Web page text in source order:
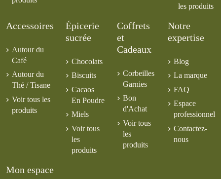
les produits
Accessoires
Autour du
Café
Autour du
Thé / Tisane
Voir tous les
produits
Épicerie
sucrée
Chocolats
Biscuits
Cacaos
En Poudre
Miels
Voir tous
les
produits
Coffrets
et
Cadeaux
Corbeilles
Garnies
Bon
d'Achat
Voir tous
les
produits
Notre
expertise
Blog
La marque
FAQ
Espace
professionnel
Contactez-
nous
Mon espace